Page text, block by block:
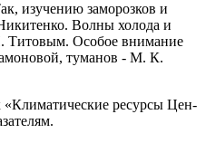
изучению заморозков и
Волны холода и
Титовым. Особое внимание
туманов - М. К.
«Климатические ресурсы Цен­